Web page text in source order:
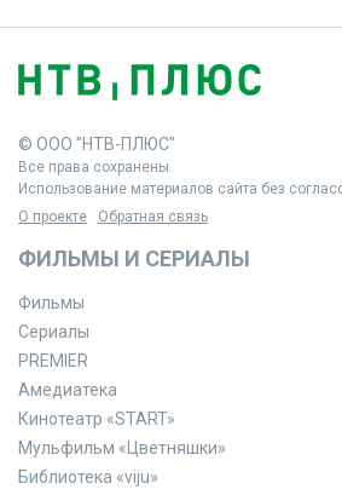
© ООО "НТВ-ПЛЮС"
Все права сохранены.
Использование материалов сайта без
О проекте
Обратная связь
ФИЛЬМЫ И СЕРИАЛЫ
Фильмы
Сериалы
PREMIER
Амедиатека
Кинотеатр «START»
Мульфильм «Цветняшки»
Библиотека «viju»